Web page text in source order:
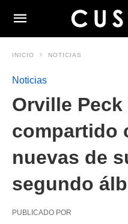
INICIO NOTICIAS
Noticias
Orville Peck
compartido
nuevas de
segundo
PUBLICADO POR